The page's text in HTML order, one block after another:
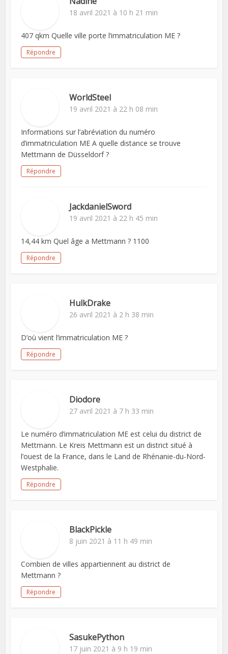
18 avril 2021 à 10 h 21 min
407 qkm Quelle ville porte l’immatriculation ME ?
Répondre
WorldSteel
19 avril 2021 à 22 h 08 min
Informations sur l’abréviation du numéro
d’immatriculation ME A quelle distance se trouve
Mettmann de Düsseldorf ?
Répondre
JackdanielSword
19 avril 2021 à 22 h 45 min
14,44 km Quel âge a Mettmann ? 1100
Répondre
HulkDrake
26 avril 2021 à 2 h 38 min
D’où vient l’immatriculation ME ?
Répondre
Diodore
27 avril 2021 à 7 h 33 min
Le numéro d’immatriculation ME est celui du district de
Mettmann. Le Kreis Mettmann est un district situé à
l’ouest de la France, dans le Land de Rhénanie-du-Nord-
Westphalie.
Répondre
BlackPickle
8 juin 2021 à 11 h 49 min
Combien de villes appartiennent au district de
Mettmann ?
Répondre
SasukePython
17 juin 2021 à 9 h 19 min